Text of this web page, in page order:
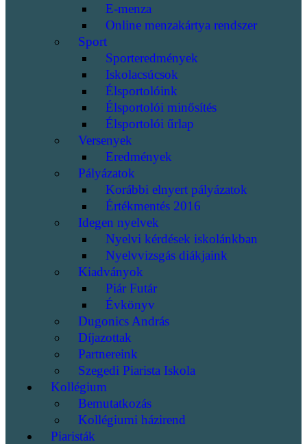
E-menza
Online menzakártya rendszer
Sport
Sporteredmények
Iskolacsúcsok
Élsportolóink
Élsportolói minősítés
Élsportolói űrlap
Versenyek
Eredmények
Pályázatok
Korábbi elnyert pályázatok
Értékmentés 2016
Idegen nyelvek
Nyelvi kérdések iskolánkban
Nyelvvizsgás diákjaink
Kiadványok
Piár Futár
Évkönyv
Dugonics András
Díjazottak
Partnereink
Szegedi Piarista Iskola
Kollégium
Bemutatkozás
Kollégiumi házirend
Piaristák